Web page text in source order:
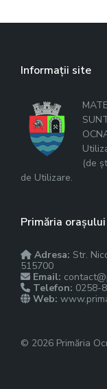
Informații site
(de
de Utilizare.
Primăria
Adresa: Str.
515700
Email:
Telefon: 0258-
Web:
© 2026 Primăria